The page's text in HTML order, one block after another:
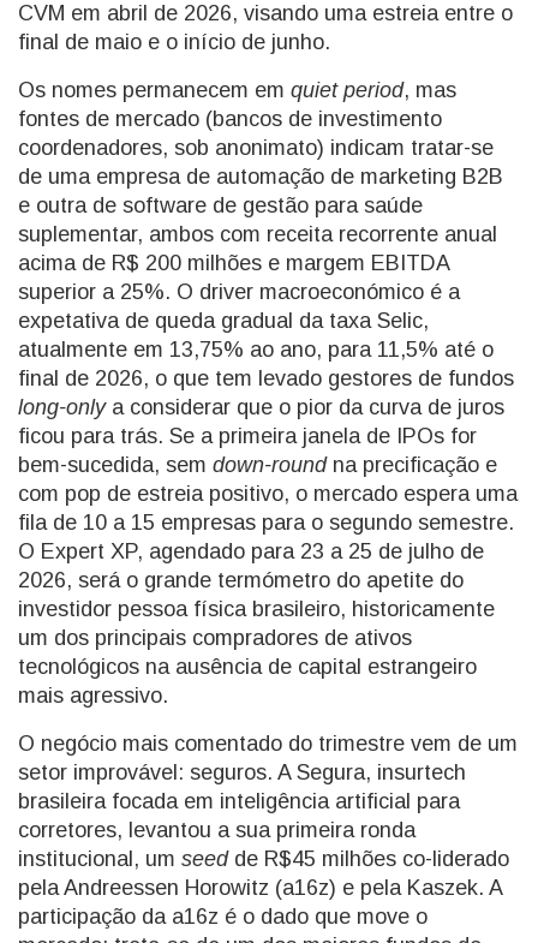
CVM em abril de 2026, visando uma estreia entre o
final de maio e o início de junho.
Os nomes permanecem em quiet period, mas
fontes de mercado (bancos de investimento
coordenadores, sob anonimato) indicam tratar-se
de uma empresa de automação de marketing B2B
e outra de software de gestão para saúde
suplementar, ambos com receita recorrente anual
acima de R$ 200 milhões e margem EBITDA
superior a 25%. O driver macroeconómico é a
expetativa de queda gradual da taxa Selic,
atualmente em 13,75% ao ano, para 11,5% até o
final de 2026, o que tem levado gestores de fundos
long-onlya considerar que o pior da curva de juros
ficou para trás. Se a primeira janela de IPOs for
bem-sucedida, sem down-roundna precificação e
com pop de estreia positivo, o mercado espera uma
fila de 10 a 15 empresas para o segundo semestre.
O Expert XP, agendado para 23 a 25 de julho de
2026, será o grande termómetro do apetite do
investidor pessoa física brasileiro, historicamente
um dos principais compradores de ativos
tecnológicos na ausência de capital estrangeiro
mais agressivo.
O negócio mais comentado do trimestre vem de um
setor improvável: seguros. A Segura, insurtech
brasileira focada em inteligência artificial para
corretores, levantou a sua primeira ronda
institucional, um seedde R$45 milhões co-liderado
pela Andreessen Horowitz (a16z) e pela Kaszek. A
participação da a16z é o dado que move o